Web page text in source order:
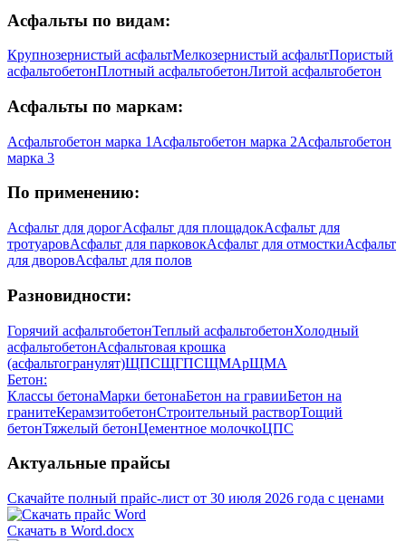
Асфальты по видам:
Крупнозернистый асфальтМелкозернистый асфальтПористый
асфальтобетонПлотный асфальтобетонЛитой асфальтобетон
Асфальты по маркам:
Асфальтобетон марка 1 Асфальтобетон марка 2Асфальтобетон
марка 3
По применению:
Асфальт для дорогАсфальт для площадокАсфальт для
тротуаровАсфальт для парковокАсфальт для отмосткиАсфальт
для дворовАсфальт для полов
Разновидности:
Горячий асфальтобетонТеплый асфальтобетонХолодный
асфальтобетонАсфальтовая крошка
(асфальтогранулят)ЩПСЩГПСЩМАрЩМА
Бетон:
Классы бетонаМарки бетонаБетон на гравииБетон на
гранитеКерамзитобетонСтроительный растворТощий
бетонТяжелый бетонЦементное молочкоЦПС
Актуальные прайсы
Скачайте полный прайс-лист от 30 июля 2026 года с ценами
Скачать в Word.docx